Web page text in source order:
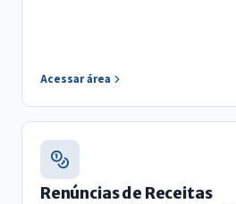
Acessar área
Renúncias de Receitas